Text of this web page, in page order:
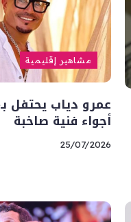
مشاهير إقليمية
عمرو دياب يحتفل
أجواء فنية صاخبة
25/07/2026